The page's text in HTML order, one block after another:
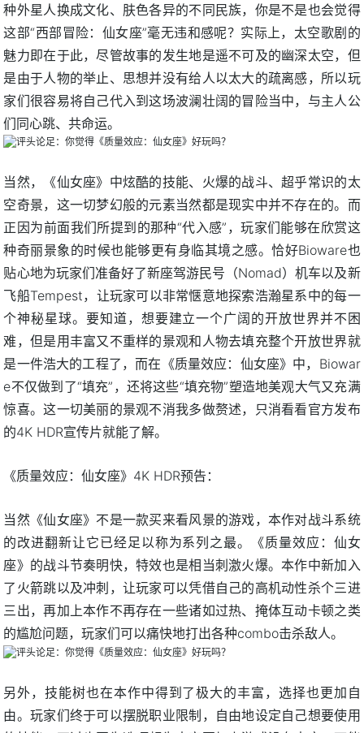
种外星人换成文化、肤色各异的不同民族，你是不是也会觉得
这部“西部冒险：仙女座”毫无违和感呢？实际上，太空歌剧的
魅力即在于此，尽管故事的发生地是遥不可及的幽深太空，但
是由于人物的举止、思想并没有给人以太大的疏离感，所以玩
家们很容易将自己代入到这场波澜壮阔的冒险当中，与主人公
们同心跳、共命运。
当然，《仙女座》中炫酷的技能、火爆的战斗、超乎常识的太
空奇景，这一切梦幻般的元素当然都是现实中并不存在的。而
正因为前面我们所提到的那种“代入感”，玩家们能够在欣赏这
种奇丽景象的时候也能够更有身临其境之感。恰好Bioware也
贴心地为玩家们准备好了新座驾游民号（Nomad）机车以及新
飞船Tempest，让玩家可以非常惬意地探索浩瀚星系中的每一
个神秘星球。要知道，想要建立一个广阔的开放世界并不困
难，但是用丰富又不重样的景观和人物去填充整个开放世界就
是一件浩大的工程了，而在《质量效应：仙女座》中，Biowar
e不仅做到了“填充”，还将这些“填充物”塑造地美观大气又充满
惊喜。这一切美丽的景观不消我多做赘述，只消看看官方发布
的4K HDR宣传片就能了解。
《质量效应：仙女座》4K HDR预告：
当然《仙女座》不是一款买来看风景的游戏，本作对战斗系统
的改进翻新让它已经足以称为系列之最。《质量效应：仙女
座》的战斗节奏明快，特效也是相当刺激火爆。本作中新加入
了火箭跳以及冲刺，让玩家可以凭借自己的高机动性杀个三进
三出，再加上本作不再存在一些诸如过热、掩体互动卡顿之类
的尴尬问题，玩家们可以痛快地打出各种combo击杀敌人。
另外，技能树也在本作中得到了极大的丰富，选择也更加自
由。玩家们终于可以摆脱职业限制，自由地设定自己想要使用